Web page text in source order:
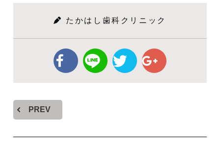
たかはし歯科クリニック
PREV